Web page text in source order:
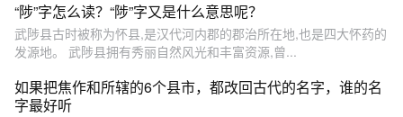
“陟”字怎么读？“陟”字又是什么意思呢？
武陟县古时被称为怀县,是汉代河内郡的郡治所在地,也是四大怀药的
发源地。 武陟县拥有秀丽自然风光和丰富资源,曾...
如果把焦作和所辖的6个县市，都改回古代的名字，谁的名
字最好听